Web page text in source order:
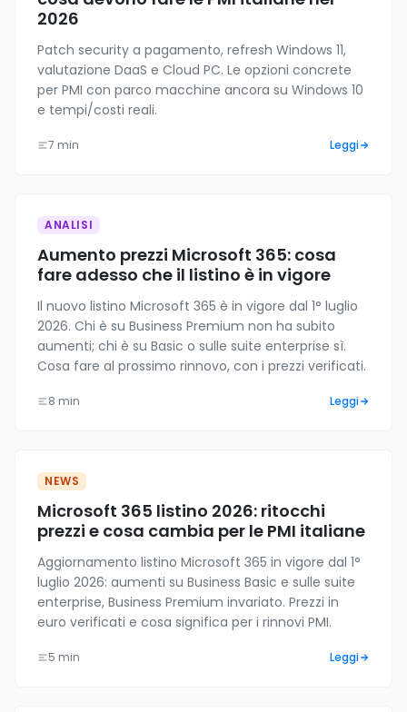
2026
Patch security a pagamento, refresh Windows 11,
valutazione DaaS e Cloud PC. Le opzioni concrete
per PMI con parco macchine ancora su Windows 10
e tempi/costi reali.
7 min Leggi
ANALISI
Aumento prezzi Microsoft 365: cosa
fare adesso che il listino è in vigore
Il nuovo listino Microsoft 365 è in vigore dal 1° luglio
2026. Chi è su Business Premium non ha subito
aumenti; chi è su Basic o sulle suite enterprise sì.
Cosa fare al prossimo rinnovo, con i prezzi verificati.
8 min Leggi
NEWS
Microsoft 365 listino 2026: ritocchi
prezzi e cosa cambia per le PMI italiane
Aggiornamento listino Microsoft 365 in vigore dal 1°
luglio 2026: aumenti su Business Basic e sulle suite
enterprise, Business Premium invariato. Prezzi in
euro verificati e cosa significa per i rinnovi PMI.
5 min Leggi